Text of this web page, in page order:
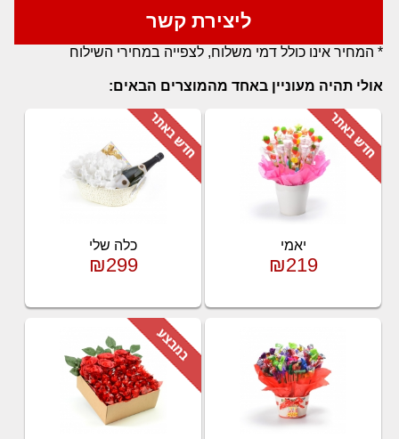
ליצירת קשר
* המחיר אינו כולל דמי משלוח, לצפייה במחירי השילוח
אולי תהיה מעוניין באחד מהמוצרים הבאים:
יאמי
₪219
כלה שלי
₪299